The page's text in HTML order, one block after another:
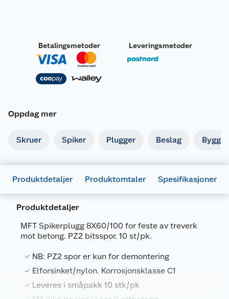
Betalingsmetoder Leveringsmetoder
Oppdag mer
Skruer Spiker Plugger Beslag
Produktdetaljer Produktomtaler Spesifikasjoner
Produktdetaljer
MFT Spikerplugg 8X60/100 for feste av treverk
mot betong. PZ2 bitsspor. 10 st/pk.
NB: PZ2 spor er kun for demontering
Elforsinket/nylon. Korrosjonsklasse C1
Leveres i småpakk 10 stk/pk
Generelt
Artikkelnummer
7034352440187
Leverandørens artikkelnummer